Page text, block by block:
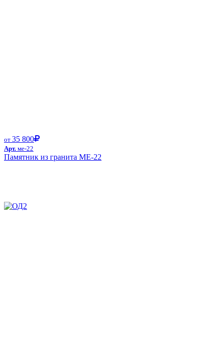
от 35 800
Арт. ме-22
Памятник из гранита ME-22